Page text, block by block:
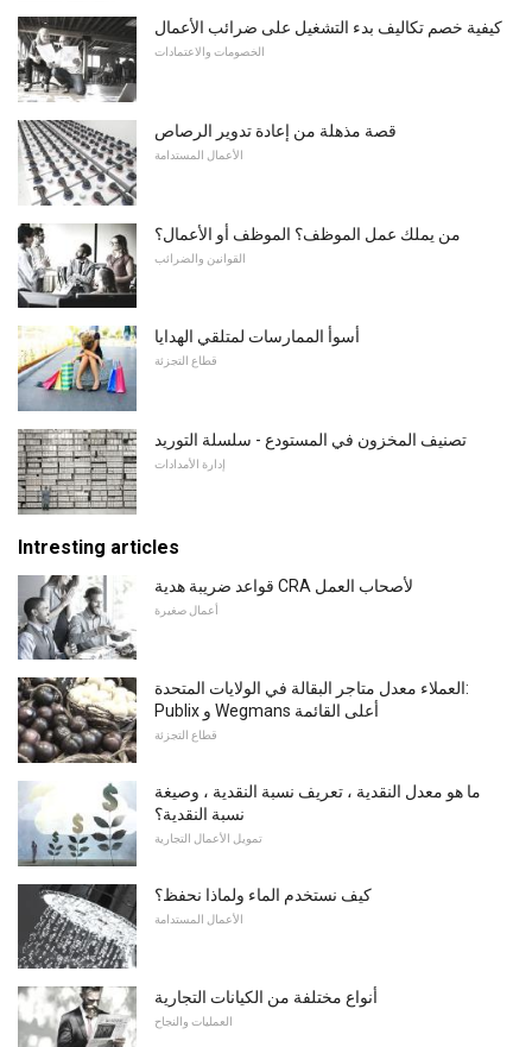
كيفية خصم تكاليف بدء التشغيل على ضرائب الأعمال
الخصومات والاعتمادات
قصة مذهلة من إعادة تدوير الرصاص
الأعمال المستدامة
من يملك عمل الموظف؟ الموظف أو الأعمال؟
القوانين والضرائب
أسوأ الممارسات لمتلقي الهدايا
قطاع التجزئة
تصنيف المخزون في المستودع - سلسلة التوريد
إدارة الأمدادات
Intresting articles
قواعد ضريبة هدية CRA لأصحاب العمل
أعمال صغيرة
العملاء معدل متاجر البقالة في الولايات المتحدة:
Publix و Wegmans أعلى القائمة
قطاع التجزئة
ما هو معدل النقدية ، تعريف نسبة النقدية ، وصيغة
نسبة النقدية؟
تمويل الأعمال التجارية
كيف نستخدم الماء ولماذا نحفظ؟
الأعمال المستدامة
أنواع مختلفة من الكيانات التجارية
العمليات والنجاح